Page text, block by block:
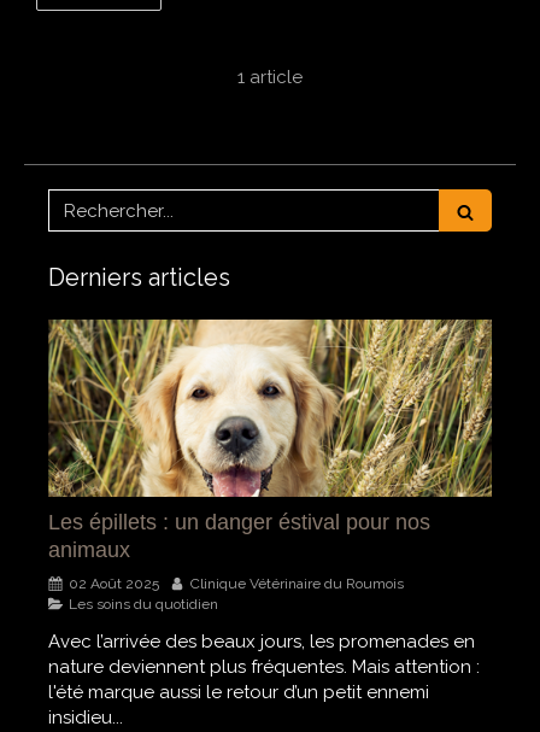
1 article
Rechercher
Derniers articles
Les épillets : un danger éstival pour nos
animaux
02 Août 2025
Clinique Vétérinaire du Roumois
Les soins du quotidien
Avec l’arrivée des beaux jours, les promenades en
nature deviennent plus fréquentes. Mais attention :
l'été marque aussi le retour d’un petit ennemi
insidieu...